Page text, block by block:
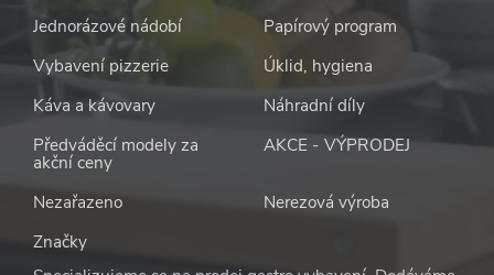
Jednorázové nádobí
Papírový program
Vybavení pizzerie
Úklid, hygiena
Káva a kávovary
Náhradní díly
Předváděcí modely za
akční ceny
AKCE - VÝPRODEJ
Nezařazeno
Nerezová výroba
Značky